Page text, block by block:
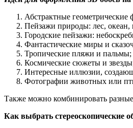
Абстрактные геометрические
Пейзажи природы: лес, океан,
Городские пейзажи:
Фантастические миры и
Тропические пляжи и пальмы;
Космические сюжеты и
Интересные иллюзии,
Фотографии животных или
Также можно комбинировать
Как выбрать стереоскопические